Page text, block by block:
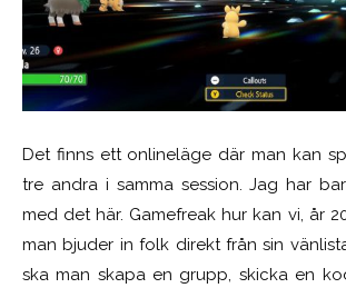
Det finns ett onlineläge där man kan
tre andra i samma session. Jag har
med det här. Gamefreak hur kan vi, år
man bjuder in folk direkt från sin
ska man skapa en grupp, skicka en